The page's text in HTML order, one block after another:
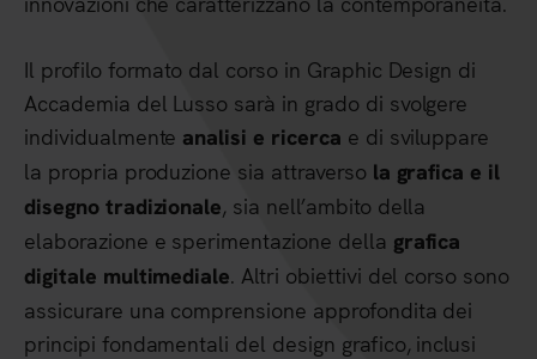
Il profilo formato dal corso in Graphic Design di
Accademia del Lusso sarà in grado di svolgere
individualmente analisi e ricerca e di sviluppare
la propria produzione sia attraverso la grafica e il
disegno tradizionale, sia nell’ambito della
elaborazione e sperimentazione della grafica
digitale multimediale. Altri obiettivi del corso sono
assicurare una comprensione approfondita dei
principi fondamentali del design grafico, inclusi